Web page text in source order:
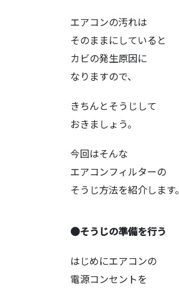
エアコンの汚れは
そのままにしていると
カビの発生原因に
なりますので、
きちんとそうじして
おきましょう。
今回はそんな
エアコンフィルターの
そうじ方法を紹介します。
●そうじの準備を行う
はじめにエアコンの
電源コンセントを